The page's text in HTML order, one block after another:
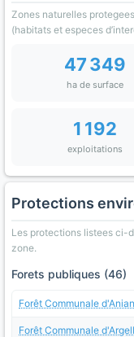
Zones naturelles
(habitats et especes
47 349
ha de surface
1 192
exploitations
Protections
Les protections listees ci-
zone.
Forets publiques (46)
Forêt Communale
Forêt Communale